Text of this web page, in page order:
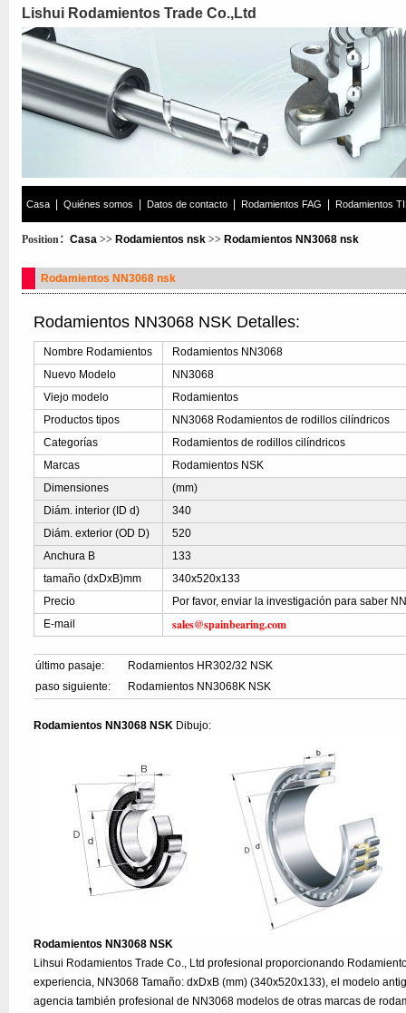
Lishui Rodamientos Trade Co.,Ltd
Casa Quiénes somos Datos de contacto Rodamientos FAG Rodamientos
Position： Casa >> Rodamientos nsk >> Rodamientos NN3068 nsk
Rodamientos NN3068 nsk
Rodamientos NN3068 NSK Detalles:
Nombre Rodamientos
Rodamientos NN3068
Nuevo Modelo
NN3068
Viejo modelo
Rodamientos
Productos tipos
NN3068 Rodamientos de rodillos cilíndricos
Categorías
Rodamientos de rodillos cilíndricos
Marcas
Rodamientos NSK
Dimensiones
(mm)
Diám. interior (ID d)
340
Diám. exterior (OD D)
520
Anchura B
133
tamaño (dxDxB)mm
340x520x133
Precio
Por favor, enviar la investigación para saber
E-mail
sales@spainbearing.com
último pasaje:
Rodamientos HR302/32 NSK
paso siguiente:
Rodamientos NN3068K NSK
Rodamientos NN3068 NSK Dibujo:
Rodamientos NN3068 NSK
Lihsui Rodamientos Trade Co., Ltd profesional proporcionando
experiencia, NN3068 Tamaño: dxDxB (mm) (340x520x133), el modelo
agencia también profesional de NN3068 modelos de otras marcas de